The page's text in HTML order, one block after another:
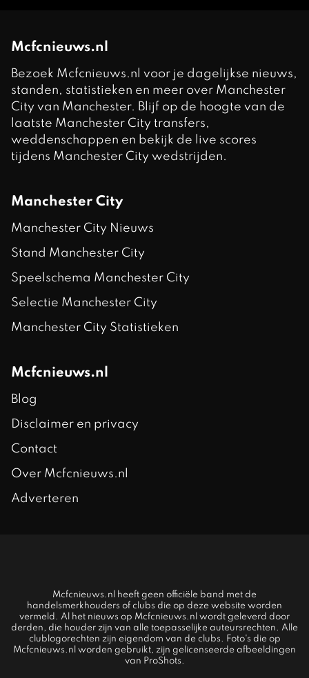
Mcfcnieuws.nl
Bezoek Mcfcnieuws.nl voor je dagelijkse nieuws,
standen, statistieken en meer over Manchester
City van Manchester. Blijf op de hoogte van de
laatste Manchester City transfers,
weddenschappen en bekijk de live scores
tijdens Manchester City wedstrijden.
Manchester City
Manchester City Nieuws
Stand Manchester City
Speelschema Manchester City
Selectie Manchester City
Manchester City Statistieken
Mcfcnieuws.nl
Blog
Disclaimer en privacy
Contact
Over Mcfcnieuws.nl
Adverteren
Mcfcnieuws.nl heeft geen officiële band met de
handelsmerkhouders of clubs die op deze website worden
vermeld. Al het nieuws op Mcfcnieuws.nl wordt geleverd door
derden, die houder zijn van alle toepasselijke auteursrechten. Alle
clublogorechten zijn eigendom van de clubs. Foto's die op
Mcfcnieuws.nl worden gebruikt, zijn gelicenseerde afbeeldingen
van ProShots.